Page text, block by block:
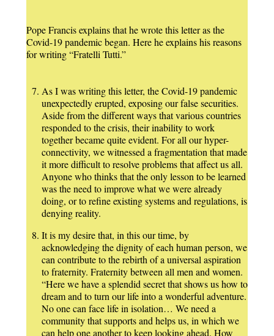
Pope Francis explains that he wrote this letter as the
Covid-19 pandemic began. Here he explains his reasons
for writing “Fratelli Tutti.”
As I was writing this letter, the Covid-19 pandemic
unexpectedly erupted, exposing our false securities.
Aside from the different ways that various countries
responded to the crisis, their inability to work
together became quite evident. For all our hyper-
connectivity, we witnessed a fragmentation that made
it more difficult to resolve problems that affect us all.
Anyone who thinks that the only lesson to be learned
was the need to improve what we were already
doing, or to refine existing systems and regulations, is
denying reality.
It is my desire that, in this our time, by
acknowledging the dignity of each human person, we
can contribute to the rebirth of a universal aspiration
to fraternity. Fraternity between all men and women.
“Here we have a splendid secret that shows us how to
dream and to turn our life into a wonderful adventure.
No one can face life in isolation… We need a
community that supports and helps us, in which we
can help one another to keep looking ahead. How